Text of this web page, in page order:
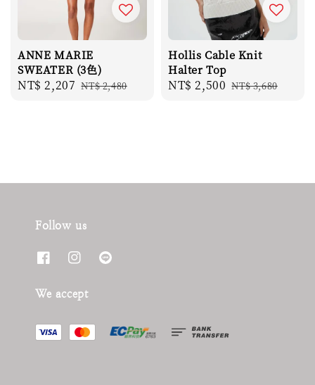
ANNE MARIE
SWEATER (3色)
Sale
NT$ 2,207 Regular
NT$ 2,480
Hollis Cable Knit
Halter Top
Sale
NT$ 2,500 Regular
NT$ 3,680
Follow us
We accept